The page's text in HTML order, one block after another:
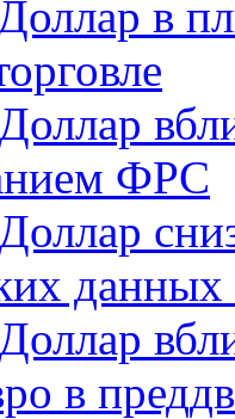
в
ФРС
в